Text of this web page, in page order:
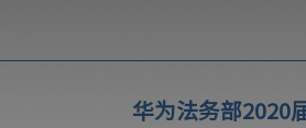
华为法务部2020